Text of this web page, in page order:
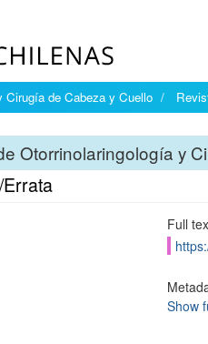
Cirugía de Cabeza y Cuello
Otorrinolaringología y
Full
Show